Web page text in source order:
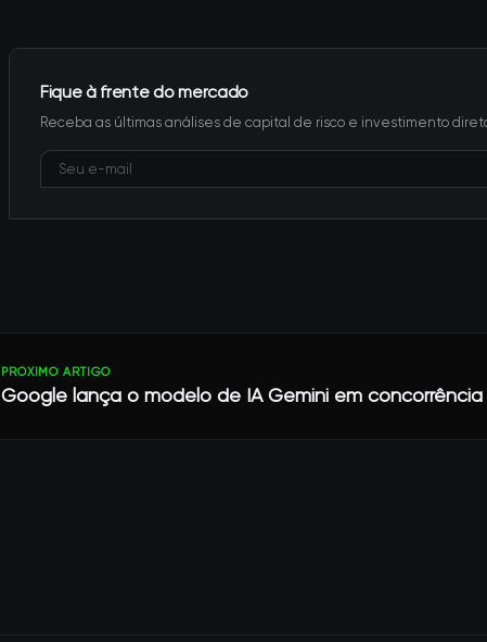
Fique à frente do mercado
Receba as últimas análises de capital de risco e investimento
PRÓXIMO ARTIGO
Google lança o modelo de IA Gemini em